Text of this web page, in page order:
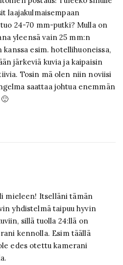
laajakulmaisempaan
24-70 mm-putki? Mulla on
yleensä vain 25 mm:n
esim. hotellihuoneissa,
järkeviä kuvia ja kaipaisin
Tosin mä olen niin noviisi
saattaa johtua enemmän
mieleen! Itselläni tämän
yhdistelmä taipuu hyvin
sillä tuolla 24:llä on
kennolla. Esim täällä
edes otettu kamerani